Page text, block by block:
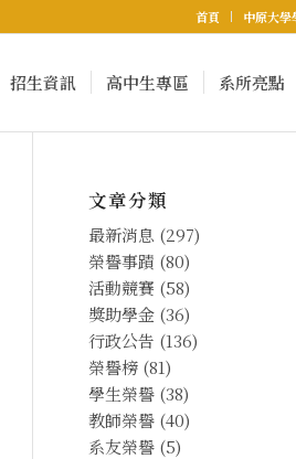
首頁 中原大學
招生資訊 高中生專區 系所亮點
文章分類
最新消息 (297)
榮譽事蹟 (80)
活動競賽 (58)
獎助學金 (36)
行政公告 (136)
榮譽榜 (81)
學生榮譽 (38)
教師榮譽 (40)
系友榮譽 (5)